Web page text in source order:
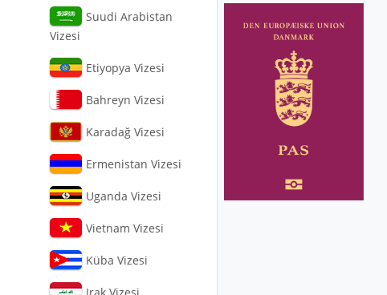
Suudi Arabistan
Vizesi
Etiyopya Vizesi
Bahreyn Vizesi
Karadağ Vizesi
Ermenistan Vizesi
Uganda Vizesi
Vietnam Vizesi
Küba Vizesi
Irak Vizesi